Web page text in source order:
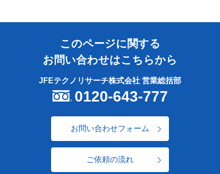
このページに関する
お問い合わせはこちらから
JFEテクノリサーチ株式会社 営業総括部
0120-643-777
お問い合わせフォーム
ご依頼の流れ